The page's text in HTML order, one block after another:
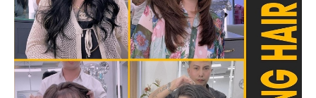
Mỹ Phẩm
Dịch Vụ Y Tế